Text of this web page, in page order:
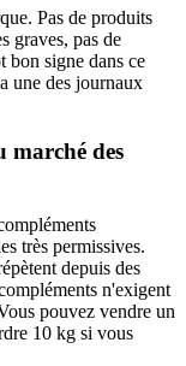
Pas de produits
graves, pas de
bon signe dans ce
une des journaux
marché des
très permissives.
depuis des
n'exigent
pouvez vendre un
10 kg si vous